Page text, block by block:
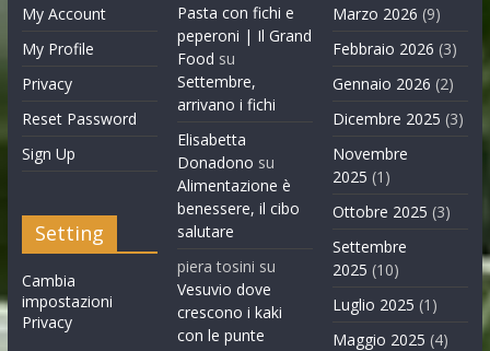
My Account
My Profile
Privacy
Reset Password
Sign Up
Setting
Cambia
impostazioni
Privacy
Pasta con fichi e
peperoni | Il Grand
Food su
Settembre,
arrivano i fichi
Elisabetta
Donadono su
Alimentazione è
benessere, il cibo
salutare
piera tosini su
Vesuvio dove
crescono i kaki
con le punte
Marzo 2026 (9)
Febbraio 2026 (3)
Gennaio 2026 (2)
Dicembre 2025 (3)
Novembre
2025 (1)
Ottobre 2025 (3)
Settembre
2025 (10)
Luglio 2025 (1)
Maggio 2025 (4)